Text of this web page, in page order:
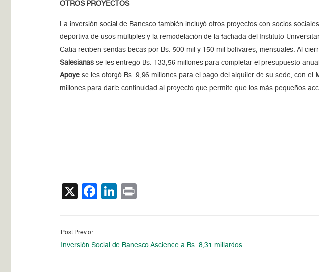
OTROS PROYECTOS
La inversión social de Banesco también incluyó otros proyectos con socios
deportiva de usos múltiples y la remodelación de la fachada del Instituto
Catia reciben sendas becas por Bs. 500 mil y 150 mil bolívares, mensuales. Al
Salesianasse les entregó Bs. 133,56 millones para completar el presupuesto
Apoyese les otorgó Bs. 9,96 millones para el pago del alquiler de su sede; con el
millones para darle continuidad al proyecto que permite que los más pequeños
X Facebook
LinkedIn
Post Previo:
Inversión Social de Banesco Asciende a Bs. 8,31 millardos